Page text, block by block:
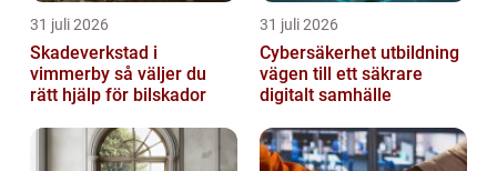
31 juli 2026
Skadeverkstad i
vimmerby så väljer du
rätt hjälp för bilskador
31 juli 2026
Cybersäkerhet utbildning
vägen till ett säkrare
digitalt samhälle